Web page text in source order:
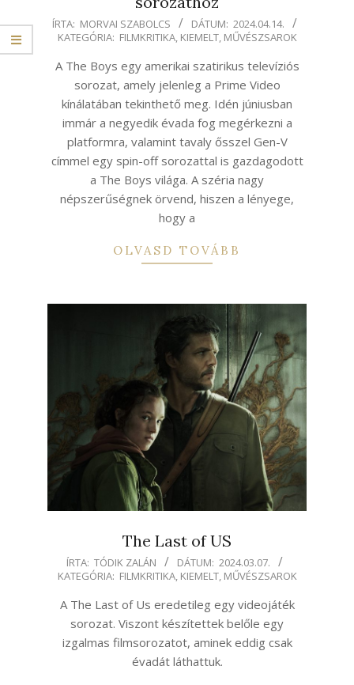
2024-
04-
14
ÍRTA: MORVAI SZABOLCS DÁTUM: 2024.04.14.
KATEGÓRIA: FILMKRITIKA, KIEMELT, MŰVÉSZSAROK
A The Boys egy amerikai szatirikus televíziós
sorozat, amely jelenleg a Prime Video
kínálatában tekinthető meg. Idén júniusban
immár a negyedik évada fog megérkezni a
platformra, valamint tavaly ősszel Gen-V
címmel egy spin-off sorozattal is gazdagodott
a The Boys világa. A széria nagy
népszerűségnek örvend, hiszen a lényege,
hogy a
OLVASD TOVÁBB
The Last of US
2024-
03-
ÍRTA: TÓDIK ZALÁN DÁTUM: 2024.03.07.
KATEGÓRIA: FILMKRITIKA, KIEMELT, MŰVÉSZSAROK
A The Last of Us eredetileg egy videojáték
sorozat. Viszont készítettek belőle egy
izgalmas filmsorozatot, aminek eddig csak
évadát láthattuk.